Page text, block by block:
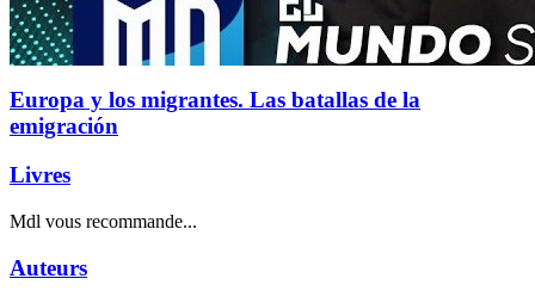
Europa y los migrantes. Las batallas de la
emigración
Livres
Mdl vous recommande...
Auteurs